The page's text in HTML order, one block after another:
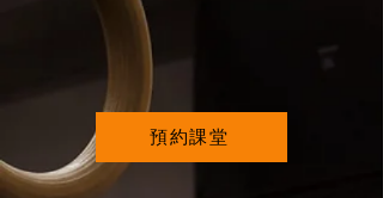
預約課堂